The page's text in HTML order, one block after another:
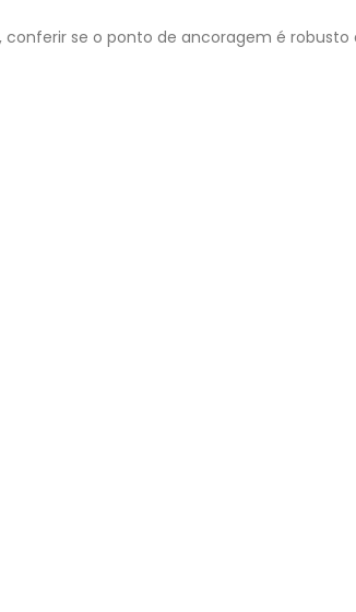
se o ponto de ancoragem é